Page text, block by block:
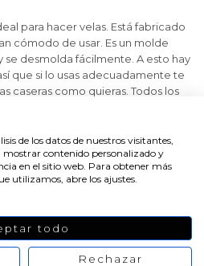
para hacer velas. Está fabricado
cómodo de usar. Es un molde
se desmolda fácilmente. A esto hay
así que si lo usas adecuadamente te
caseras como quieras. Todos los
muchos moldes para dar forma a
y descubrirás paso a pasocómo
Gran Velada.
-20%
No hay
opiniones de momento
de los datos de nuestros visitantes,
contenido personalizado y
en el sitio web. Para obtener más
utilizamos, abre los ajustes.
todo
Rechazar